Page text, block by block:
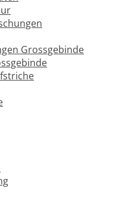
Grossgebinde